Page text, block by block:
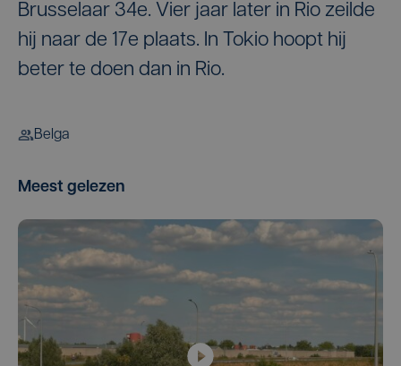
Brusselaar 34e. Vier jaar later in Rio zeilde
hij naar de 17e plaats. In Tokio hoopt hij
beter te doen dan in Rio.
Belga
Meest gelezen